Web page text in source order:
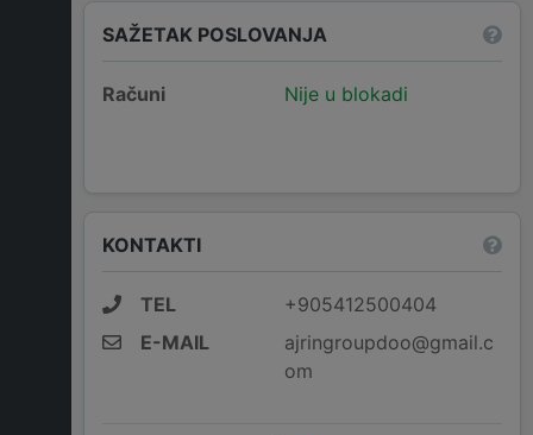
SAŽETAK POSLOVANJA
Računi Nije u blokadi
KONTAKTI
TEL
+905412500404
E-MAIL
ajringroupdoo@gmail.c
om